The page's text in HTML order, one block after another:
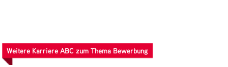
Weitere Karriere ABC zum Thema Bewerbung